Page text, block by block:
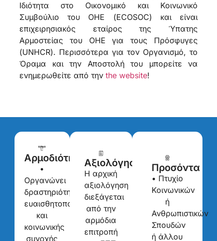
Ιδιότητα στο Οικονομικό και Κοινωνικό
Συμβούλιο του ΟΗΕ (ECOSOC) και είναι
επιχειρησιακός εταίρος της Ύπατης
Αρμοστείας του ΟΗΕ για τους Πρόσφυγες
(UNHCR). Περισσότερα για τον Οργανισμό, το
Όραμα και την Αποστολή του μπορείτε να
ενημερωθείτε από την the website!
Αρμοδιότητες
•
Οργανώνει
δραστηριότητες
ευαισθητοποίησης
και
κοινωνικής
συνοχής
Αξιολόγηση
Η αρχική
αξιολόγηση
διεξάγεται
από την
αρμόδια
επιτροπή
Προσόντα
• Πτυχίο
Κοινωνικών
ή
Ανθρωπιστικών
Σπουδών
ή άλλου